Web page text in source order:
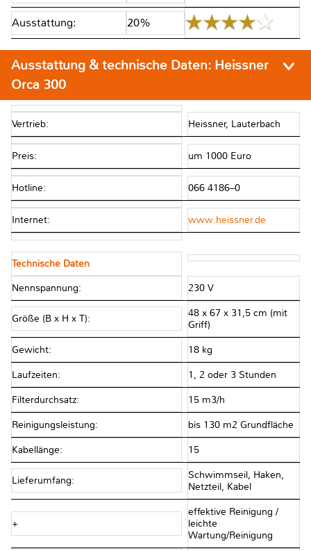
Ausstattung: 20%
Ausstattung & technische Daten: Heissner
Orca 300
Vertrieb: Heissner, Lauterbach
Preis: um 1000 Euro
Hotline: 066 4186–0
Internet: www.heissner.de
Technische Daten
Nennspannung: 230 V
Größe (B x H x T):
48 x 67 x 31,5 cm (mit
Griff)
Gewicht: 18 kg
Laufzeiten: 1, 2 oder 3 Stunden
Filterdurchsatz: 15 m3/h
Reinigungsleistung: bis 130 m2 Grundfläche
Kabellänge: 15
Lieferumfang:
Schwimmseil, Haken,
Netzteil, Kabel
+
effektive Reinigung /
leichte
Wartung/Reinigung